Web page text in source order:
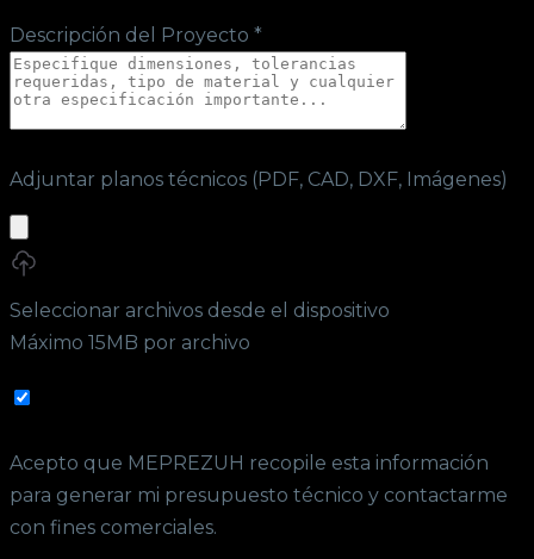
Descripción del Proyecto *
Adjuntar planos técnicos (PDF, CAD, DXF, Imágenes)
Seleccionar archivos desde el dispositivo
Máximo 15MB por archivo
Acepto que MEPREZUH recopile esta información
para generar mi presupuesto técnico y contactarme
con fines comerciales.